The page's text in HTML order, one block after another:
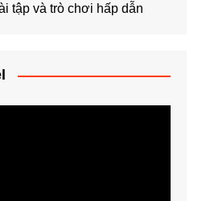
tập và trò chơi hấp dẫn